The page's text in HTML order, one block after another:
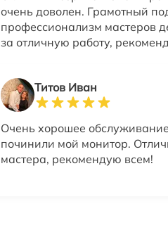
очень доволен. Грамотный
профессионализм мастеров
за отличную работу,
Титов Иван
Очень хорошее
починили мой монитор.
мастера, рекомендую всем!